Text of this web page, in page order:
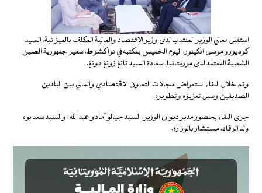
استقبل معالي الوزير المنتدب لدى وزير الاقتصاد والمالية المكلف بالميزانية، السيد
كوديورو موسى انكينور، اليوم الخميس بمكتبه في نواكشوط، سفير جمهورية الصين
الشعبية المعتمد لدى موريتانيا، سعادة السيد تانغ زونغ دونغ.
وتم خلال اللقاء استعراض مجالات التعاون الاقتصادي والمالي بين البلدين
الصديقين وسبل تعزيزه وتطويره.
جرى اللقاء بحضور مدير ديوان الوزير، السيد جيالو آمادو عبد الله، والسيد سعد بوه
ولد الرقاد، مستشار بالوزارة.